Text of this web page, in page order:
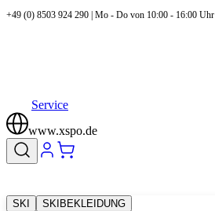
+49 (0) 8503 924 290 | Mo - Do von 10:00 - 16:00 Uhr
Service
www.xspo.de
SKI SKIBEKLEIDUNG